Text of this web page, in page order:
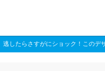
逃したらさすがにショック！この